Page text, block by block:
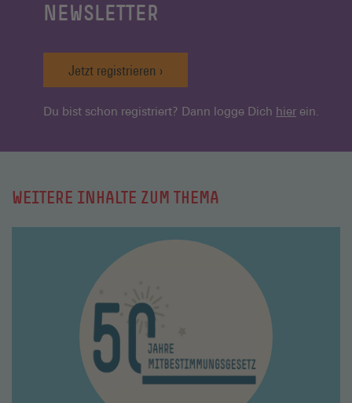
NEWSLETTER
Jetzt registrieren
Du bist schon registriert? Dann logge Dich hier ein.
WEITERE INHALTE ZUM THEMA